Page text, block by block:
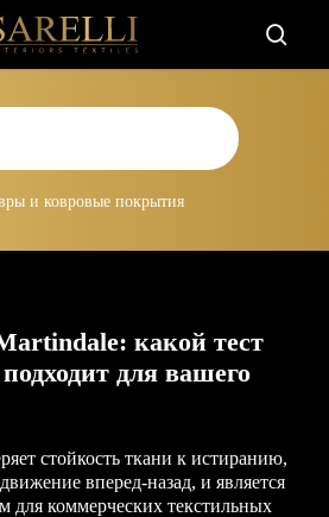
и ковровые покрытия
какой тест
для вашего
стойкость ткани к истиранию,
вперед-назад, и является
для коммерческих текстильных